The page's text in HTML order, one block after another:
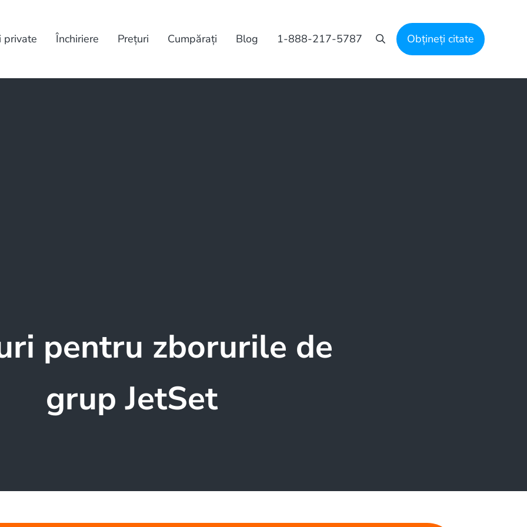
private Închiriere Prețuri Cumpărați Blog 1-888-217-5787 CăutareObțineți citate
pentru zborurile de
grup JetSet